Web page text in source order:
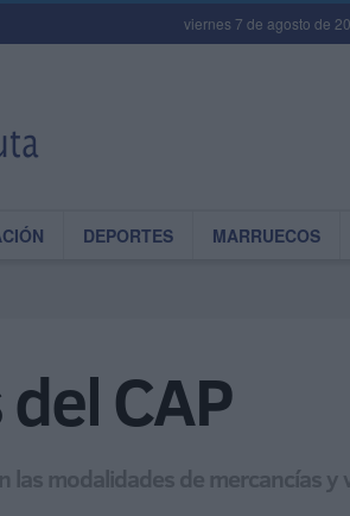
viernes 7 de agosto de
DEPORTES MARRUECOS
CAP
las modalidades de mercancías y